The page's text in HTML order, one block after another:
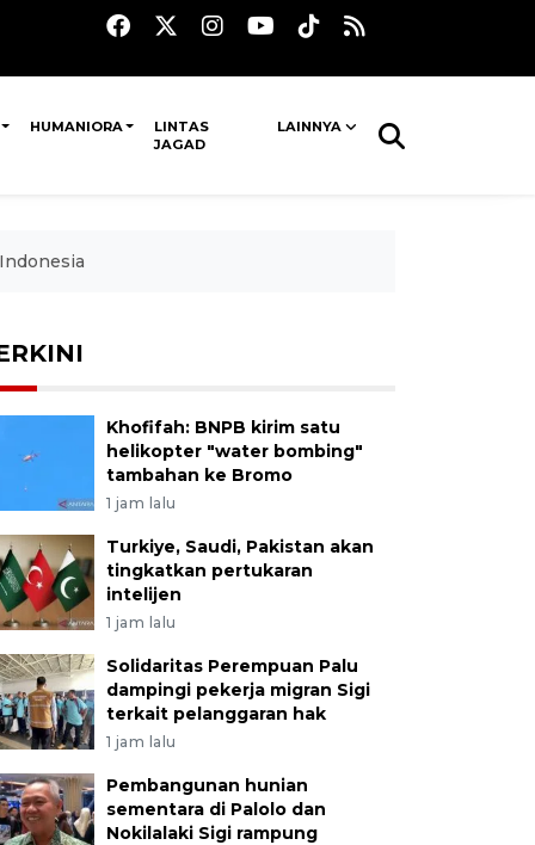
HUMANIORA
LINTAS
JAGAD
LAINNYA
Khofifah: BNPB kirim satu
helikopter "water bombing"
tambahan ke Bromo
1 jam lalu
Turkiye, Saudi, Pakistan akan
tingkatkan pertukaran
intelijen
1 jam lalu
Solidaritas Perempuan Palu
dampingi pekerja migran Sigi
terkait pelanggaran hak
1 jam lalu
Pembangunan hunian
sementara di Palolo dan
Nokilalaki Sigi rampung